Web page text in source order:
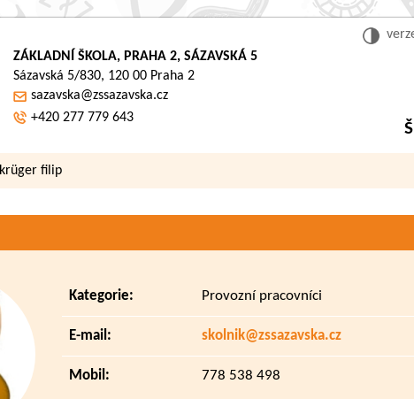
ZÁKLADNÍ ŠKOLA, PRAHA 2, SÁZAVSKÁ 5
Sázavská 5/830, 120 00 Praha 2
sazavska@zssazavska.cz
+420 277 779 643
krüger filip
Kategorie: Provozní pracovníci
E-mail: skolnik@zssazavska.cz
Mobil: 778 538 498